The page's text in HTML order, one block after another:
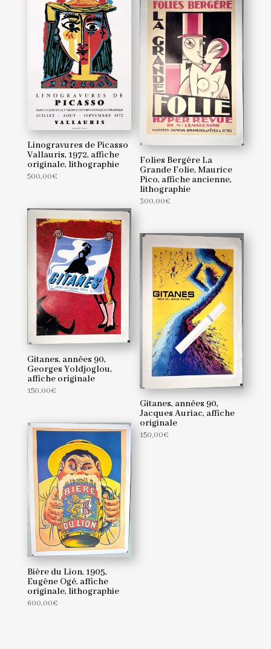
Linogravures de Picasso
Vallauris, 1972, affiche
originale, lithographie
500,00€
Folies Bergère La
Grande Folie, Maurice
Pico, affiche ancienne,
lithographie
300,00€
Gitanes, années 90,
Georges Yoldjoglou,
affiche originale
150,00€
Gitanes, années 90,
Jacques Auriac, affiche
originale
150,00€
Bière du Lion, 1905,
Eugène Ogé, affiche
originale, lithographie
600,00€